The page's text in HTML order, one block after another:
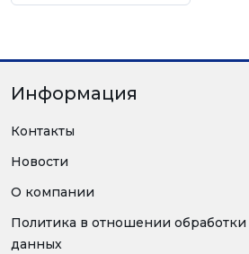
Информация
Контакты
Новости
О компании
Политика в отношении
данных